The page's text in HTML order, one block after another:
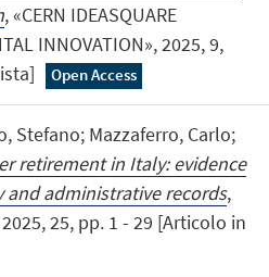
, «CERN IDEASQUARE
INNOVATION», 2025, 9,
Open Access
Stefano; Mazzaferro, Carlo;
retirement in Italy: evidence
and administrative records,
2025, 25, pp. 1 - 29 [Articolo in